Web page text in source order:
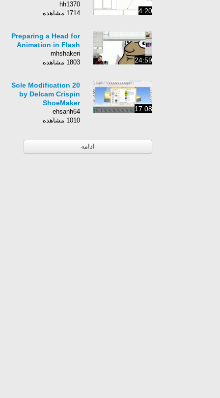
4:20
hh1370
1714 مشاهده
24:59
Preparing a Head for
Animation in Flash
mhshakeri
1803 مشاهده
17:08
20 Sole Modification
by Delcam Crispin
ShoeMaker
ehsanh64
1010 مشاهده
ادامه